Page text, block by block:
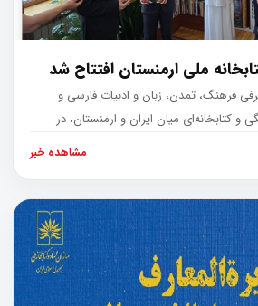
ملی ارمنستان افتتاح شد
فرهنگ، تمدن، زبان و ادبیات فارسی و
کتابخانه‌ای میان ایران و ارمنستان، در
مشاهده خبر